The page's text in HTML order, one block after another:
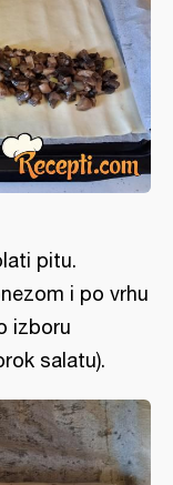
pitu.
i po vrhu
izboru
salatu).